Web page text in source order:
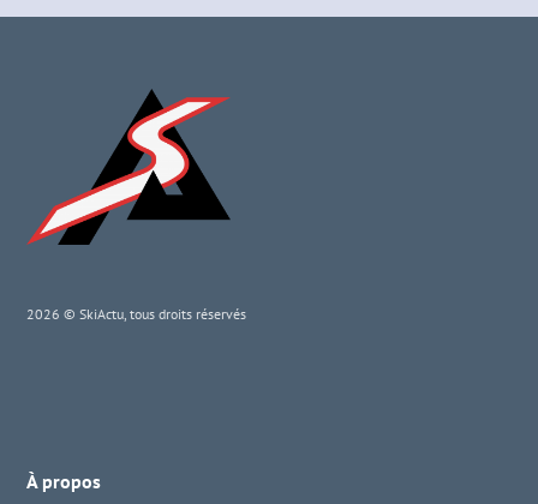
2026 © SkiActu, tous droits réservés
À propos